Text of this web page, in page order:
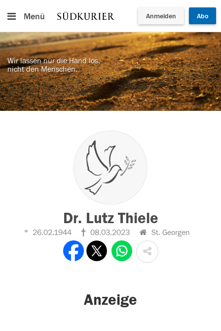
Menü Anmelden Abo
Wir lassen nur die Hand los,
nicht den Menschen.
Dr. Lutz Thiele
26.02.1944 08.03.2023 St. Georgen
Anzeige